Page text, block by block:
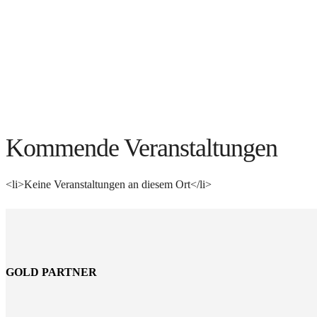
Kommende Veranstaltungen
<li>Keine Veranstaltungen an diesem Ort</li>
GOLD PARTNER